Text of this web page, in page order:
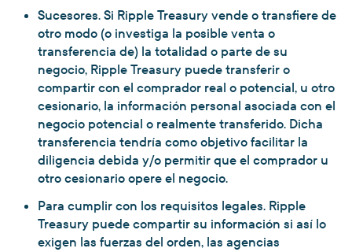
Sucesores. Si Ripple Treasury vende o transfiere de
otro modo (o investiga la posible venta o
transferencia de) la totalidad o parte de su
negocio, Ripple Treasury puede transferir o
compartir con el comprador real o potencial, u otro
cesionario, la información personal asociada con el
negocio potencial o realmente transferido. Dicha
transferencia tendría como objetivo facilitar la
diligencia debida y/o permitir que el comprador u
otro cesionario opere el negocio.
Para cumplir con los requisitos legales. Ripple
Treasury puede compartir su información si así lo
exigen las fuerzas del orden, las agencias